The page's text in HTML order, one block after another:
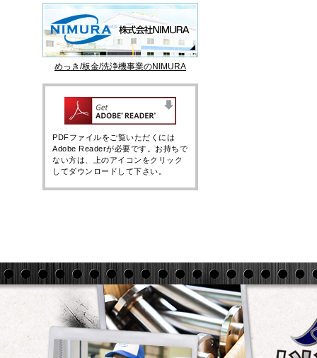
めっき/板金/洗浄機事業のNIMURA
PDFファイルをご覧いただくには
Adobe Readerが必要です。お持ちで
ない方は、上のアイコンをクリック
してダウンロードして下さい。